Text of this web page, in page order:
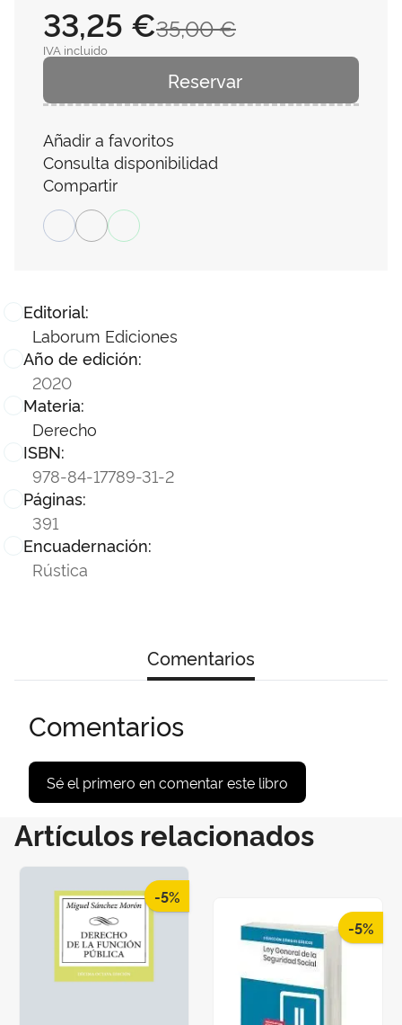
Editorial:
Laborum Ediciones
Año de edición:
2020
Materia:
Derecho
ISBN:
978-84-17789-31-2
Páginas:
391
Encuadernación:
Rústica
35,00 €
33,25 €
IVA incluido
Reservar
Añadir a favoritos
Consulta disponibilidad
Compartir
Comentarios
Comentarios
Sé el primero en comentar este libro
Artículos relacionados
-5%
-5%